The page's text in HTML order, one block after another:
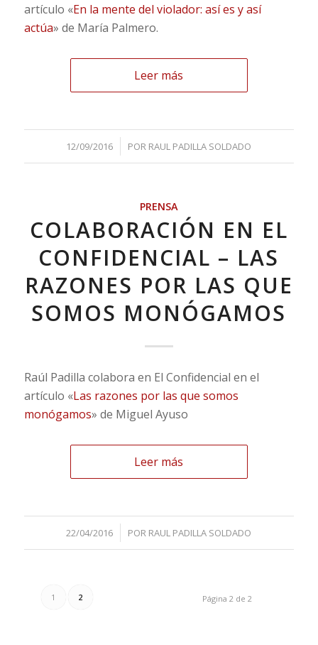
artículo «En la mente del violador: así es y así
actúa» de María Palmero.
Leer más
12/09/2016
/ POR RAUL PADILLA SOLDADO
PRENSA
COLABORACIÓN EN EL
CONFIDENCIAL – LAS
RAZONES POR LAS QUE
SOMOS MONÓGAMOS
Raúl Padilla colabora en El Confidencial en el
artículo «Las razones por las que somos
monógamos» de Miguel Ayuso
Leer más
22/04/2016
/ POR RAUL PADILLA SOLDADO
Página 2 de 2
1 2